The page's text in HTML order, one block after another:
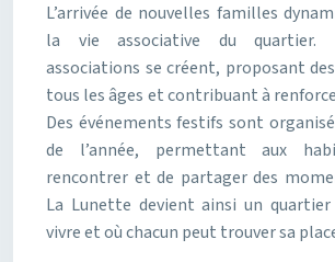
L’arrivée de nouvelles familles
la vie associative du quartier.
associations se créent, proposant
tous les âges et contribuant à
Des événements festifs sont
de l’année, permettant aux
rencontrer et de partager des
La Lunette devient ainsi un
vivre et où chacun peut trouver sa